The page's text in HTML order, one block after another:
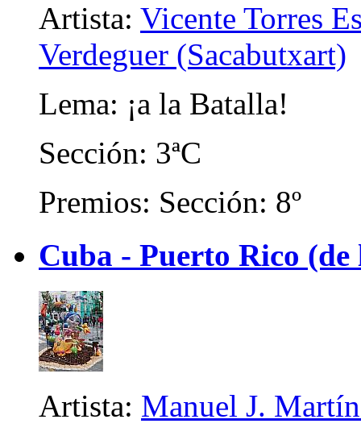
Artista: Vicente Torres
Verdeguer (Sacabutxart)
Lema: ¡a la Batalla!
Sección: 3ªC
Premios: Sección: 8º
Cuba - Puerto Rico
Artista: Manuel J.